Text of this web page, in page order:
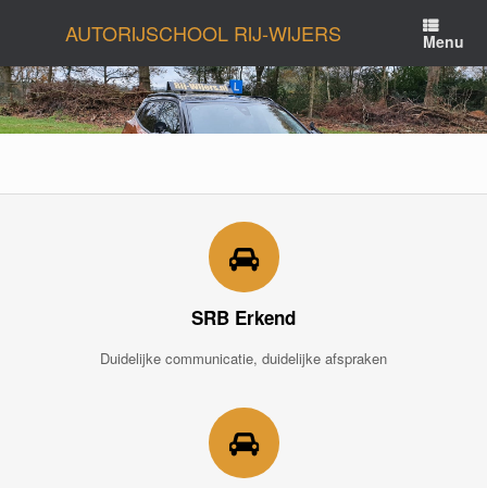
inhoud
AUTORIJSCHOOL RIJ-WIJERS Menu
SRB Erkend
Duidelijke communicatie, duidelijke afspraken